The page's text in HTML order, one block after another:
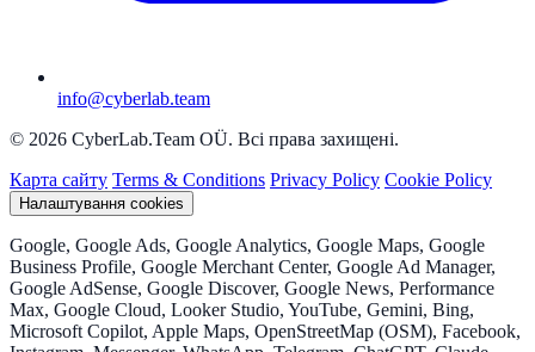
info@cyberlab.team
© 2026 CyberLab.Team OÜ. Всі права захищені.
Карта сайту Terms & Conditions Privacy Policy Cookie Policy
Налаштування cookies
Google, Google Ads, Google Analytics, Google Maps, Google
Business Profile, Google Merchant Center, Google Ad Manager,
Google AdSense, Google Discover, Google News, Performance
Max, Google Cloud, Looker Studio, YouTube, Gemini, Bing,
Microsoft Copilot, Apple Maps, OpenStreetMap (OSM), Facebook,